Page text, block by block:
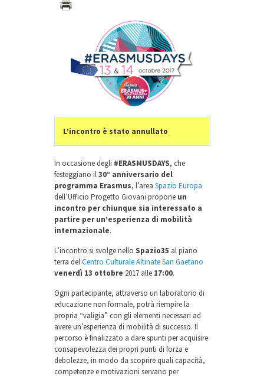
L’incontro è stato annullato
In occasione degli #ERASMUSDAYS, che
festeggiano il30° anniversario del
programma Erasmus, l’area Spazio Europa
dell’Ufficio Progetto Giovani propone un
incontro per chiunque sia interessato a
partire per un’esperienza di mobilità
internazionale.
L’incontro si svolge nello Spazio35 al piano
terra delCentro Culturale Altinate San Gaetano
venerdì 13 ottobre 2017 alle17:00.
Ogni partecipante, attraverso un laboratorio di
educazione non formale, potrà riempire la
propria “valigia” con gli elementi necessari ad
avere un’esperienza di mobilità di successo. Il
percorso è finalizzato a dare spunti per acquisire
consapevolezza dei propri punti di forza e
debolezze, in modo da scoprire quali capacità,
competenze e motivazioni servano per